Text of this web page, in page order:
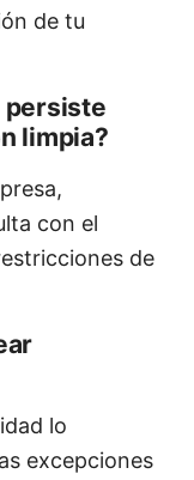
de tu
persiste
limpia?
con el
de
lo
excepciones